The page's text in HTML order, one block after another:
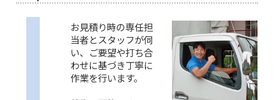
お見積り時の専任担
当者とスタッフが伺
い、ご要望や打ち合
わせに基づき丁寧に
作業を行います。